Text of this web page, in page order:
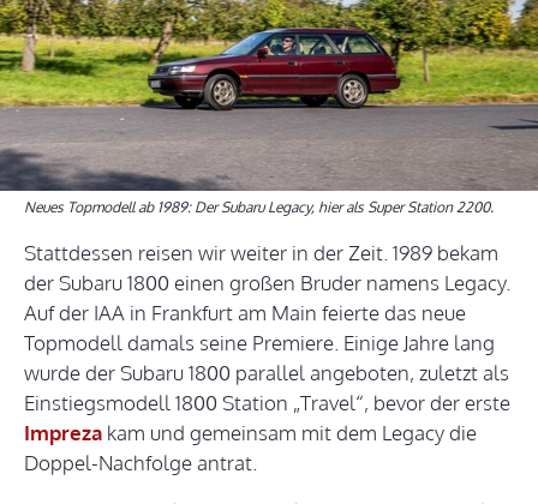
Neues Topmodell ab 1989: Der Subaru Legacy, hier als Super Station 2200.
Stattdessen reisen wir weiter in der Zeit. 1989 bekam
der Subaru 1800 einen großen Bruder namens Legacy.
Auf der IAA in Frankfurt am Main feierte das neue
Topmodell damals seine Premiere. Einige Jahre lang
wurde der Subaru 1800 parallel angeboten, zuletzt als
Einstiegsmodell 1800 Station „Travel“, bevor der erste
Impreza kam und gemeinsam mit dem Legacy die
Doppel-Nachfolge antrat.